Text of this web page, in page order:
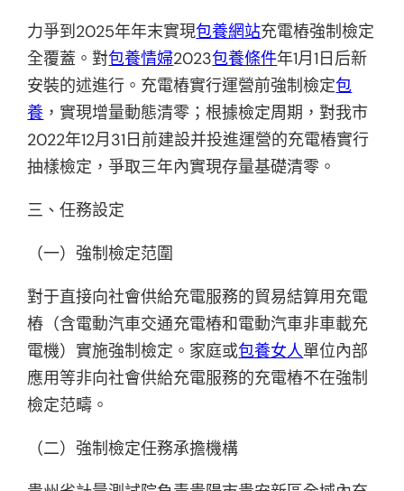
力爭到2025年年末實現包養網站充電樁強制檢定
全覆蓋。對包養情婦2023包養條件年1月1日后新
安裝的述進行。充電樁實行運營前強制檢定包
養 ，實現增量動態清零；根據檢定周期，對我市
2022年12月31日前建設并投進運營的充電樁實行
抽樣檢定，爭取三年內實現存量基礎清零。
三、任務設定
（一）強制檢定范圍
對于直接向社會供給充電服務的貿易結算用充電
樁（含電動汽車交通充電樁和電動汽車非車載充
電機）實施強制檢定。家庭或包養女人單位內部
應用等非向社會供給充電服務的充電樁不在強制
檢定范疇。
（二）強制檢定任務承擔機構